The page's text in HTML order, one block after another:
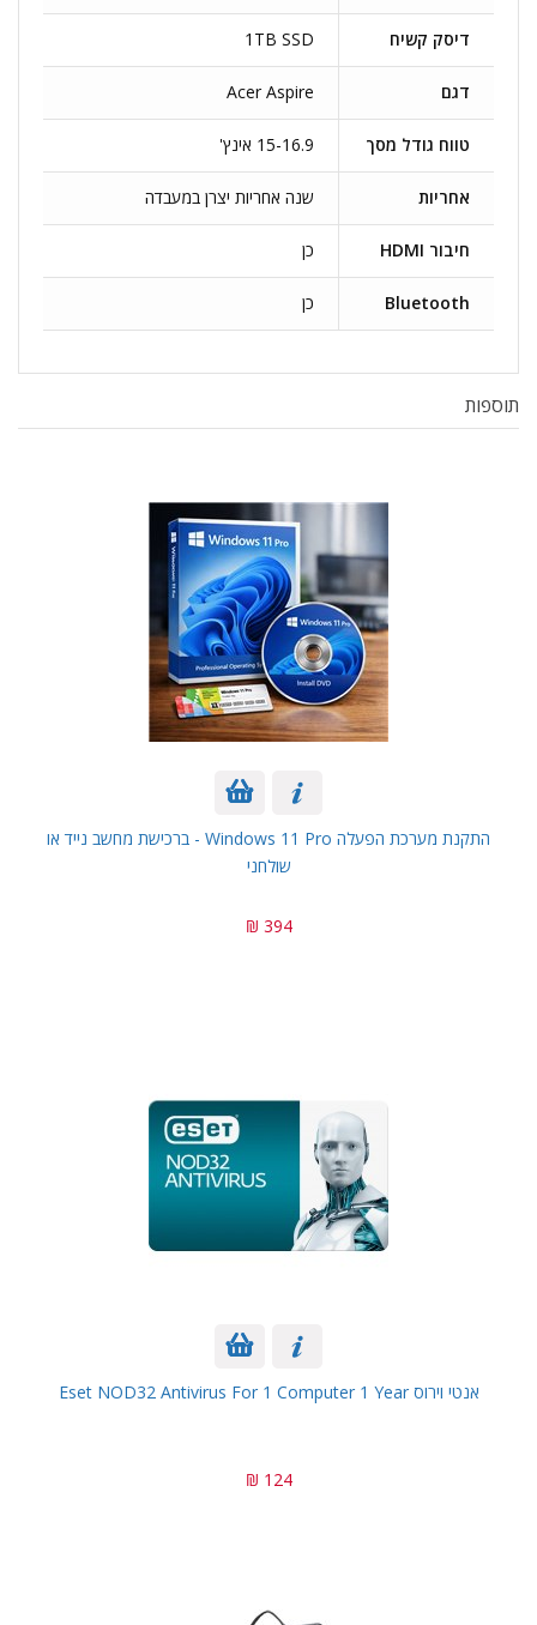
דיסק קשיח 1TB SSD
דגם Acer Aspire
טווח גודל מסך 15-16.9 אינץ'
אחריות שנה אחריות יצרן במעבדה
חיבור HDMI כן
Bluetooth כן
תוספות
התקנת מערכת הפעלה Windows 11 Pro - ברכישת מחשב נייד או
שולחני
394 ₪
אנטי וירוס Eset NOD32 Antivirus For 1 Computer 1 Year
124 ₪